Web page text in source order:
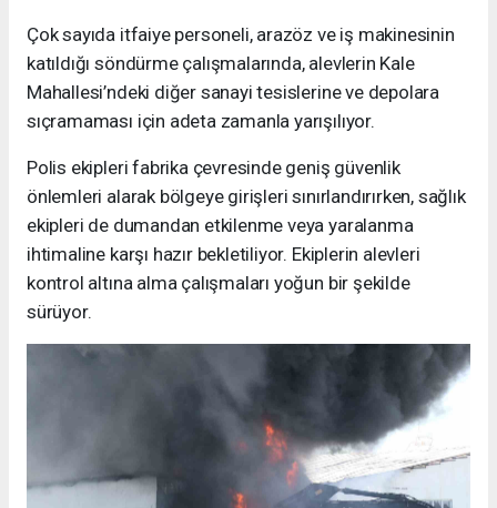
Çok sayıda itfaiye personeli, arazöz ve iş makinesinin
katıldığı söndürme çalışmalarında, alevlerin Kale
Mahallesi’ndeki diğer sanayi tesislerine ve depolara
sıçramaması için adeta zamanla yarışılıyor.
Polis ekipleri fabrika çevresinde geniş güvenlik
önlemleri alarak bölgeye girişleri sınırlandırırken, sağlık
ekipleri de dumandan etkilenme veya yaralanma
ihtimaline karşı hazır bekletiliyor. Ekiplerin alevleri
kontrol altına alma çalışmaları yoğun bir şekilde
sürüyor.